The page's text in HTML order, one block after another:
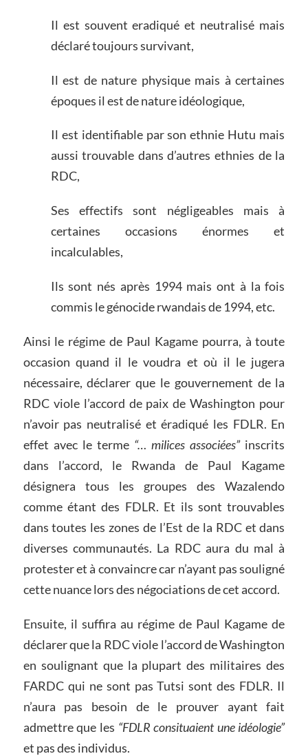
Il est souvent eradiqué et neutralisé mais
déclaré toujours survivant,
Il est de nature physique mais à certaines
époques il est de nature idéologique,
Il est identifiable par son ethnie Hutu mais
aussi trouvable dans d’autres ethnies de la
RDC,
Ses effectifs sont négligeables mais à
certaines occasions énormes et
incalculables,
Ils sont nés après 1994 mais ont à la fois
commis le génocide rwandais de 1994, etc.
Ainsi le régime de Paul Kagame pourra, à toute
occasion quand il le voudra et où il le jugera
nécessaire, déclarer que le gouvernement de la
RDC viole l’accord de paix de Washington pour
n’avoir pas neutralisé et éradiqué les FDLR. En
effet avec le terme “… milices associées” inscrits
dans l’accord, le Rwanda de Paul Kagame
désignera tous les groupes des Wazalendo
comme étant des FDLR. Et ils sont trouvables
dans toutes les zones de l’Est de la RDC et dans
diverses communautés. La RDC aura du mal à
protester et à convaincre car n’ayant pas souligné
cette nuance lors des négociations de cet accord.
Ensuite, il suffira au régime de Paul Kagame de
déclarer que la RDC viole l’accord de Washington
en soulignant que la plupart des militaires des
FARDC qui ne sont pas Tutsi sont des FDLR. Il
n’aura pas besoin de le prouver ayant fait
admettre que les “FDLR consituaient une idéologie”
et pas des individus.